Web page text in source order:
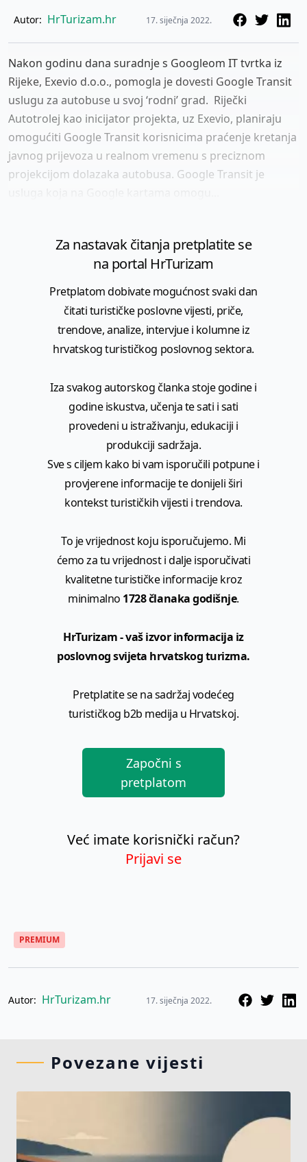
Autor: HrTurizam.hr 17. siječnja 2022.
Nakon godinu dana suradnje s Googleom IT tvrtka iz
Rijeke, Exevio d.o.o., pomogla je dovesti Google Transit
uslugu za autobuse u svoj ‘rodni’ grad. Riječki
Autotrolej kao inicijator projekta, uz Exevio, planiraju
omogućiti Google Transit korisnicima praćenje kretanja
javnog prijevoza u realnom vremenu s preciznom
projekcijom dolazaka autobusa. Google Transit je
Za nastavak čitanja pretplatite se
na portal HrTurizam
Pretplatom dobivate mogućnost svaki dan
čitati turističke poslovne vijesti, priče,
trendove, analize, intervjue i kolumne iz
hrvatskog turističkog poslovnog sektora.
Iza svakog autorskog članka stoje godine i
godine iskustva, učenja te sati i sati
provedeni u istraživanju, edukaciji i
produkciji sadržaja.
Sve s ciljem kako bi vam isporučili potpune i
provjerene informacije te donijeli širi
kontekst turističkih vijesti i trendova.
To je vrijednost koju isporučujemo. Mi
ćemo za tu vrijednost i dalje isporučivati
kvalitetne turističke informacije kroz
minimalno 1728 članaka godišnje.
HrTurizam - vaš izvor informacija iz
poslovnog svijeta hrvatskog turizma.
Pretplatite se na sadržaj vodećeg
turističkog b2b medija u Hrvatskoj.
Započni s
pretplatom
Već imate korisnički račun?
Prijavi se
PREMIUM
Autor: HrTurizam.hr 17. siječnja 2022.
Povezane vijesti